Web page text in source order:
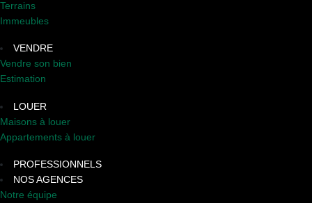
Terrains
Immeubles
VENDRE
Vendre son bien
Estimation
LOUER
Maisons à louer
Appartements à louer
PROFESSIONNELS
NOS AGENCES
Notre équipe